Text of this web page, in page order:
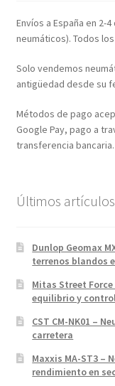
Envíos a España en 2-
neumáticos). Todos
Solo vendemos
antigüedad desde su
Métodos de pago
Google Pay, pago a
transferencia bancaria.
Últimos
Dunlop Geomax
terrenos blandos
Mitas Street
equilibrio y
CST CM-NK01 –
carretera
Maxxis MA-ST3 –
rendimiento en